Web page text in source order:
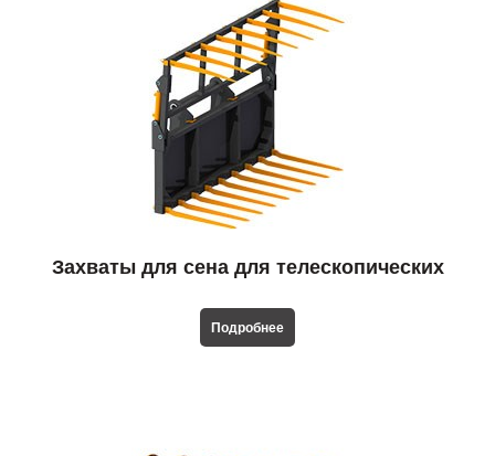
Захваты для сена для телескопических
Подробнее